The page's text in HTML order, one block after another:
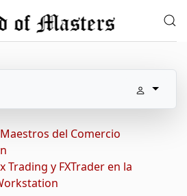
del Comercio
Trading y FXTrader en la